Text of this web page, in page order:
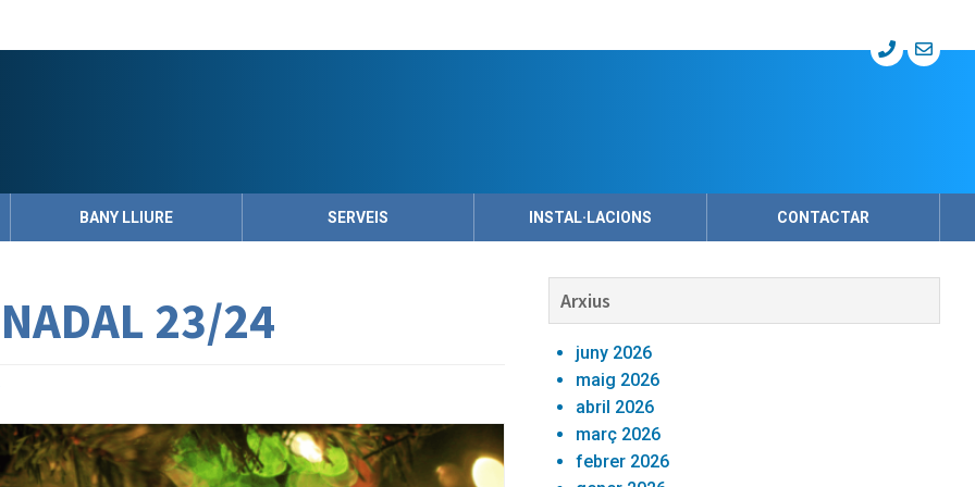
BANY LLIURE SERVEIS INSTAL·LACIONS CONTACTAR
23/24
Barra
lateral
primària
Arxius
juny 2026
maig 2026
abril 2026
març 2026
febrer 2026